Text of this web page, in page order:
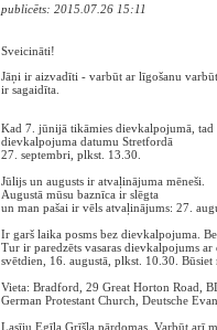
publicēts: 2015.07.26 15:11
Sveicināti!
Jāņi ir aizvadīti - varbūt ar līgošanu
ir sagaidīta.
Kad 7. jūnijā tikāmies dievkalpojumā, tad
dievkalpojuma datumu Stretfordā
27. septembri, plkst. 13.30.
Jūlijs un augusts ir atvaļinājuma mēneši.
Augustā mūsu baznīca ir slēgta
un man pašai ir vēls atvaļinājums: 27.
Ir garš laika posms bez dievkalpojuma.
Tur ir paredzēts vasaras dievkalpojums ar
svētdien, 16. augustā, plkst. 10.30.
Vieta: Bradford, 29 Great Horton Road,
German Protestant Church, Deutsche
Lasīju Egīla Grīšļa pārdomas. Varbūt arī